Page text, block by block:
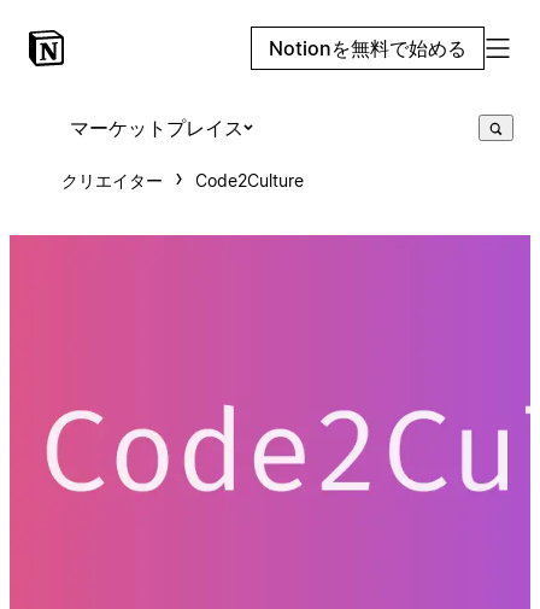
Notionを無料で始める
マーケットプレイス
クリエイター Code2Culture